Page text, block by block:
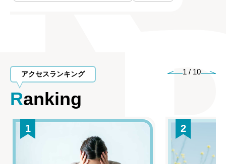
アクセスランキング
Ranking
1 / 10
1 2